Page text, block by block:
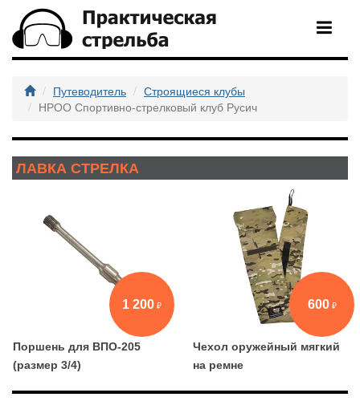
Путеводитель
Строящиеся клубы
НРОО Спортивно-стрелковый клуб Русич
ЛАВКА СТРЕЛКА
1 200
Поршень для ВПО-205
(размер 3/4)
600
Чехол оружейный мягкий
на ремне